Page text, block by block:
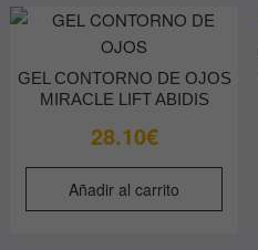
GEL CONTORNO DE OJOS
MIRACLE LIFT ABIDIS
28.10€
Añadir al carrito